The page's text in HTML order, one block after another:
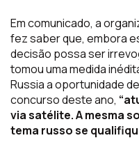
Em comunicado, a
fez saber que, embora
decisão possa ser
tomou uma medida
Russia a oportunidade
concurso deste ano,
via satélite. A mesma
tema russo se